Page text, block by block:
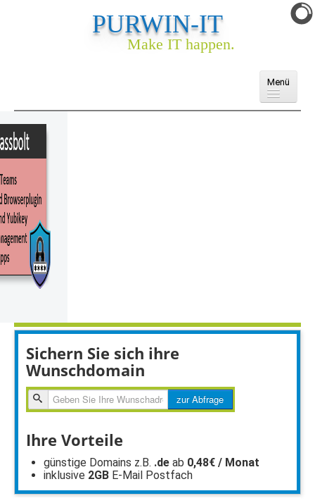
PURWIN-IT
Make IT happen.
Menü
Domains
E-Mail
Webhosting
Webseite & Webshop
Ankauf
Sichern Sie sich ihre
Wunschdomain
zur
Abfragen
zur Abfrage
Ihre Vorteile
günstige Domains z.B. .de ab 0,48€ / Monat
inklusive 2GB E-Mail Postfach